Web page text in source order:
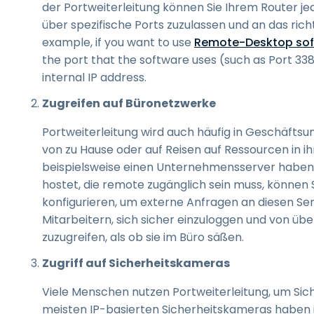
der Portweiterleitung können Sie Ihrem Router
über spezifische Ports zuzulassen und an das
example, if you want to use Remote-Desktop
the port that the software uses (such as Port
internal IP address.
Zugreifen auf Büronetzwerke
Portweiterleitung wird auch häufig in
von zu Hause oder auf Reisen auf Ressourcen in
beispielsweise einen Unternehmensserver
hostet, die remote zugänglich sein muss,
konfigurieren, um externe Anfragen an diesen
Mitarbeitern, sich sicher einzuloggen und von
zuzugreifen, als ob sie im Büro säßen.
Zugriff auf Sicherheitskameras
Viele Menschen nutzen Portweiterleitung, um
meisten IP-basierten Sicherheitskameras